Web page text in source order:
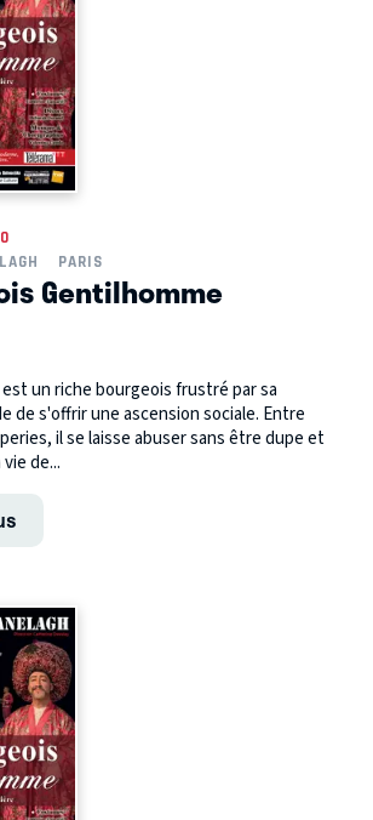
PARIS
Gentilhomme
un riche bourgeois frustré par sa
de s'offrir une ascension sociale. Entre
il se laisse abuser sans être dupe et
de...